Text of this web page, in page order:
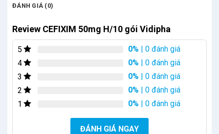
ĐÁNH GIÁ (0)
Review CEFIXIM 50mg H/10 gói Vidipha
5 0% | 0 đánh giá
4
0% | 0 đánh giá
3
0% | 0 đánh giá
2
0% | 0 đánh giá
1
0% | 0 đánh giá
ĐÁNH GIÁ NGAY